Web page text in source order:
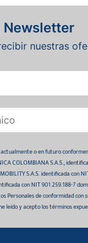
Newsletter
nuestras
o en futuro conformen
COLOMBIANA S.A.S.,
S.A.S. identificada con
con NIT 901.259.188-7
Personales de conformidad con
leído y acepto los términos